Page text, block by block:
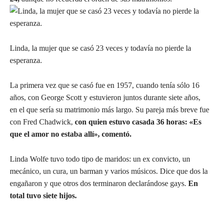
Linda, la mujer que se casó 23 veces y todavía no pierde la
esperanza.
La primera vez que se casó fue en 1957, cuando tenía sólo 16
años, con George Scott y estuvieron juntos durante siete años,
en el que sería su matrimonio más largo. Su pareja más breve fue
con Fred Chadwick, con quien estuvo casada 36 horas: «Es
que el amor no estaba allí», comentó.
Linda Wolfe tuvo todo tipo de maridos: un ex convicto, un
mecánico, un cura, un barman y varios músicos. Dice que dos la
engañaron y que otros dos terminaron declarándose gays. En
total tuvo siete hijos.